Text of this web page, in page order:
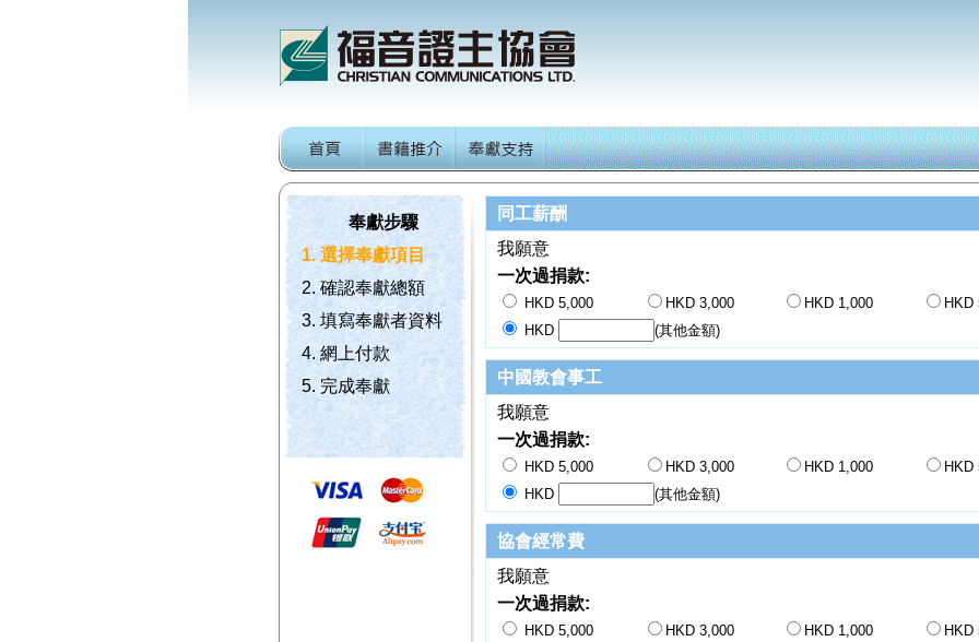
奉獻步驟
1. 選擇奉獻項目
2. 確認奉獻總額
3. 填寫奉獻者資料
4. 網上付款
5. 完成奉獻
同工薪酬
我願意
一次過捐款:
HKD 5,000 HKD 3,000 HKD 1,000
HKD
HKD
(其他金額)
中國教會事工
我願意
一次過捐款:
HKD 5,000 HKD 3,000 HKD 1,000
HKD
HKD
(其他金額)
協會經常費
我願意
一次過捐款:
HKD 5,000 HKD 3,000 HKD 1,000
HKD